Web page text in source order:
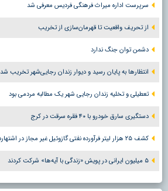
سرپرست اداره میراث فرهنگی فردیس معرفی شد
از تحریف واقعیت تا قهرمان‌سازی از تخریب
دشمن توان جنگ ندارد
انتظارها به پایان رسید و دیوار زندان رجایی‌شهر تخریب شد
تعطیلی و تخلیه زندان رجایی شهر یک مطالبه مردمی بود
دستگیری سارق خودرو با ۴۰ فقره سرقت در کرج
کشف ۲۵ هزار لیتر فرآورده نفتی گازوئیل غیر مجاز در اشتهارد
۵ میلیون ایرانی در پویش «زندگی با آیه‌ها» شرکت کردند